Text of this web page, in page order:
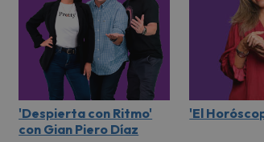
'Despierta con Ritmo'
con Gian Piero Díaz
'El